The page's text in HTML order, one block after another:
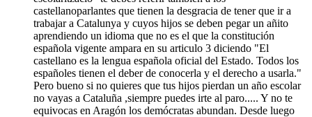
castellanoparlantes que tienen la desgracia de tener que ir a
trabajar a Catalunya y cuyos hijos se deben pegar un añito
aprendiendo un idioma que no es el que la constitución
española vigente ampara en su articulo 3 diciendo "El
castellano es la lengua española oficial del Estado. Todos los
españoles tienen el deber de conocerla y el derecho a usarla."
Pero bueno si no quieres que tus hijos pierdan un año escolar
no vayas a Cataluña ,siempre puedes irte al paro..... Y no te
equivocas en Aragón los demócratas abundan. Desde luego